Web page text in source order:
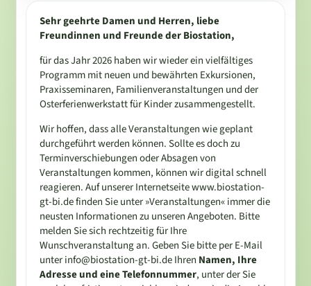
Sehr geehrte Damen und Herren, liebe
Freundinnen und Freunde der Biostation,
für das Jahr 2026 haben wir wieder ein vielfältiges
Programm mit neuen und bewährten Exkursionen,
Praxisseminaren, Familienveranstaltungen und der
Osterferienwerkstatt für Kinder zusammengestellt.
Wir hoffen, dass alle Veranstaltungen wie geplant
durchgeführt werden können. Sollte es doch zu
Terminverschiebungen oder Absagen von
Veranstaltungen kommen, können wir digital schnell
reagieren. Auf unserer Internetseite www.biostation-
gt-bi.de finden Sie unter »Veranstaltungen« immer die
neusten Informationen zu unseren Angeboten. Bitte
melden Sie sich rechtzeitig für Ihre
Wunschveranstaltung an. Geben Sie bitte per E-Mail
unter info@biostation-gt-bi.de Ihren Namen, Ihre
Adresse und eine Telefonnummer, unter der Sie